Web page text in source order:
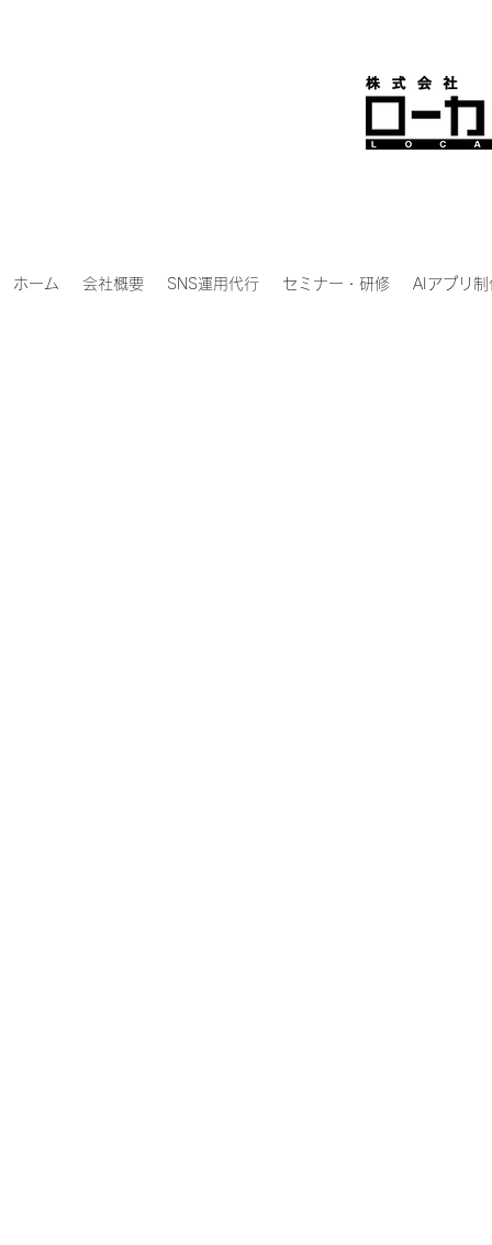
ホーム 会社概要 SNS運用代行 セミナー・研修 AIアプリ制